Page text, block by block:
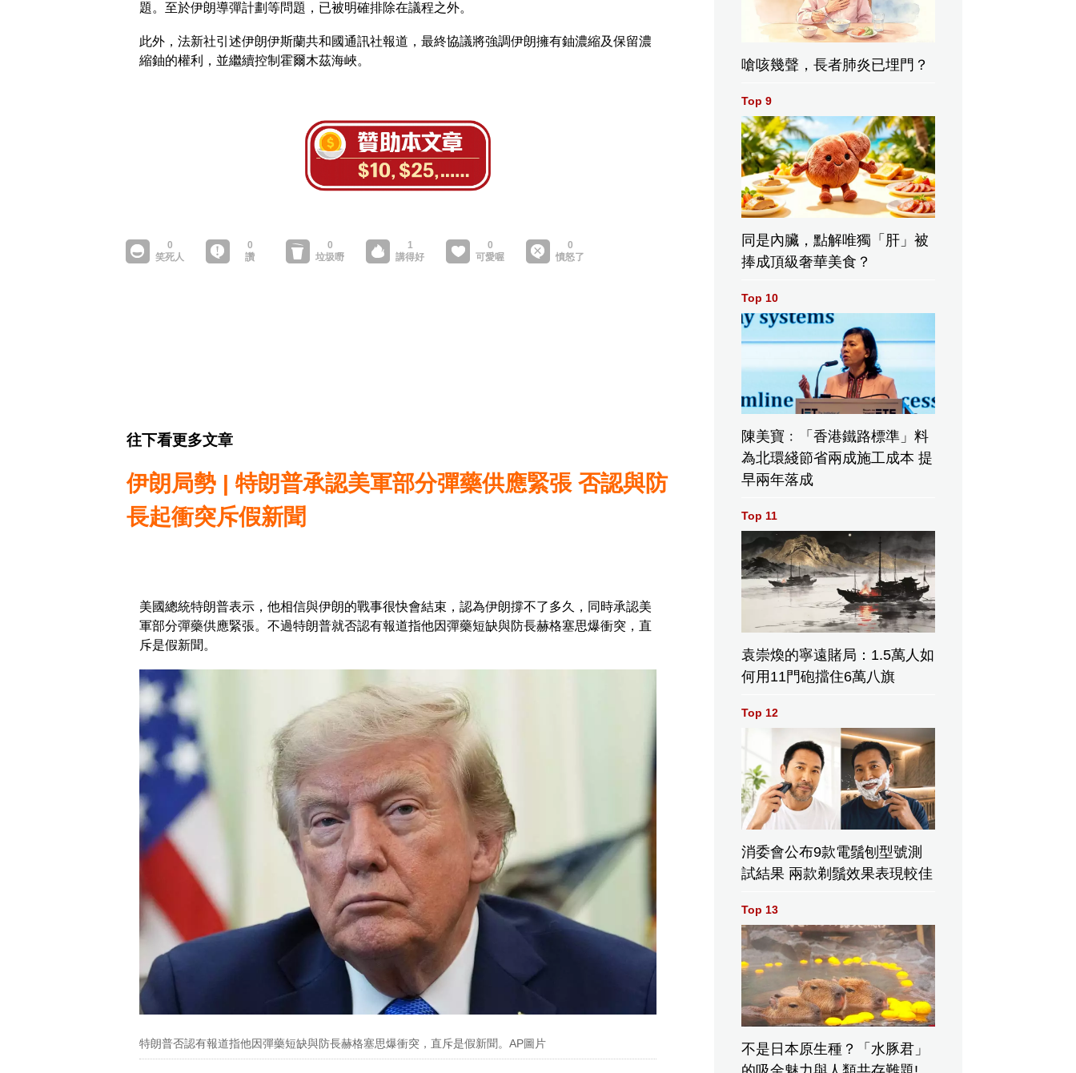
題。至於伊朗導彈計劃等問題，已被明確排除在議程之外。
此外，法新社引述伊朗伊斯蘭共和國通訊社報道，最終協議將強調伊朗擁有鈾濃縮及保留濃
縮鈾的權利，並繼續控制霍爾木茲海峽。
往下看更多文章
伊朗局勢 | 特朗普承認美軍部分彈藥供應緊張 否認與防
長起衝突斥假新聞
美國總統特朗普表示，他相信與伊朗的戰事很快會結束，認為伊朗撐不了多久，同時承認美
軍部分彈藥供應緊張。不過特朗普就否認有報道指他因彈藥短缺與防長赫格塞思爆衝突，直
斥是假新聞。
特朗普否認有報道指他因彈藥短缺與防長赫格塞思爆衝突，直斥是假新聞。AP圖片
嗆咳幾聲，長者肺炎已埋門？
Top 9
同是內臟，點解唯獨「肝」被
捧成頂級奢華美食？
Top 10
陳美寶﹕「香港鐵路標準」料
為北環綫節省兩成施工成本 提
早兩年落成
Top 11
袁崇煥的寧遠賭局：1.5萬人如
何用11門砲擋住6萬八旗
Top 12
消委會公布9款電鬚刨型號測
試結果 兩款剃鬚效果表現較佳
Top 13
不是日本原生種？「水豚君」